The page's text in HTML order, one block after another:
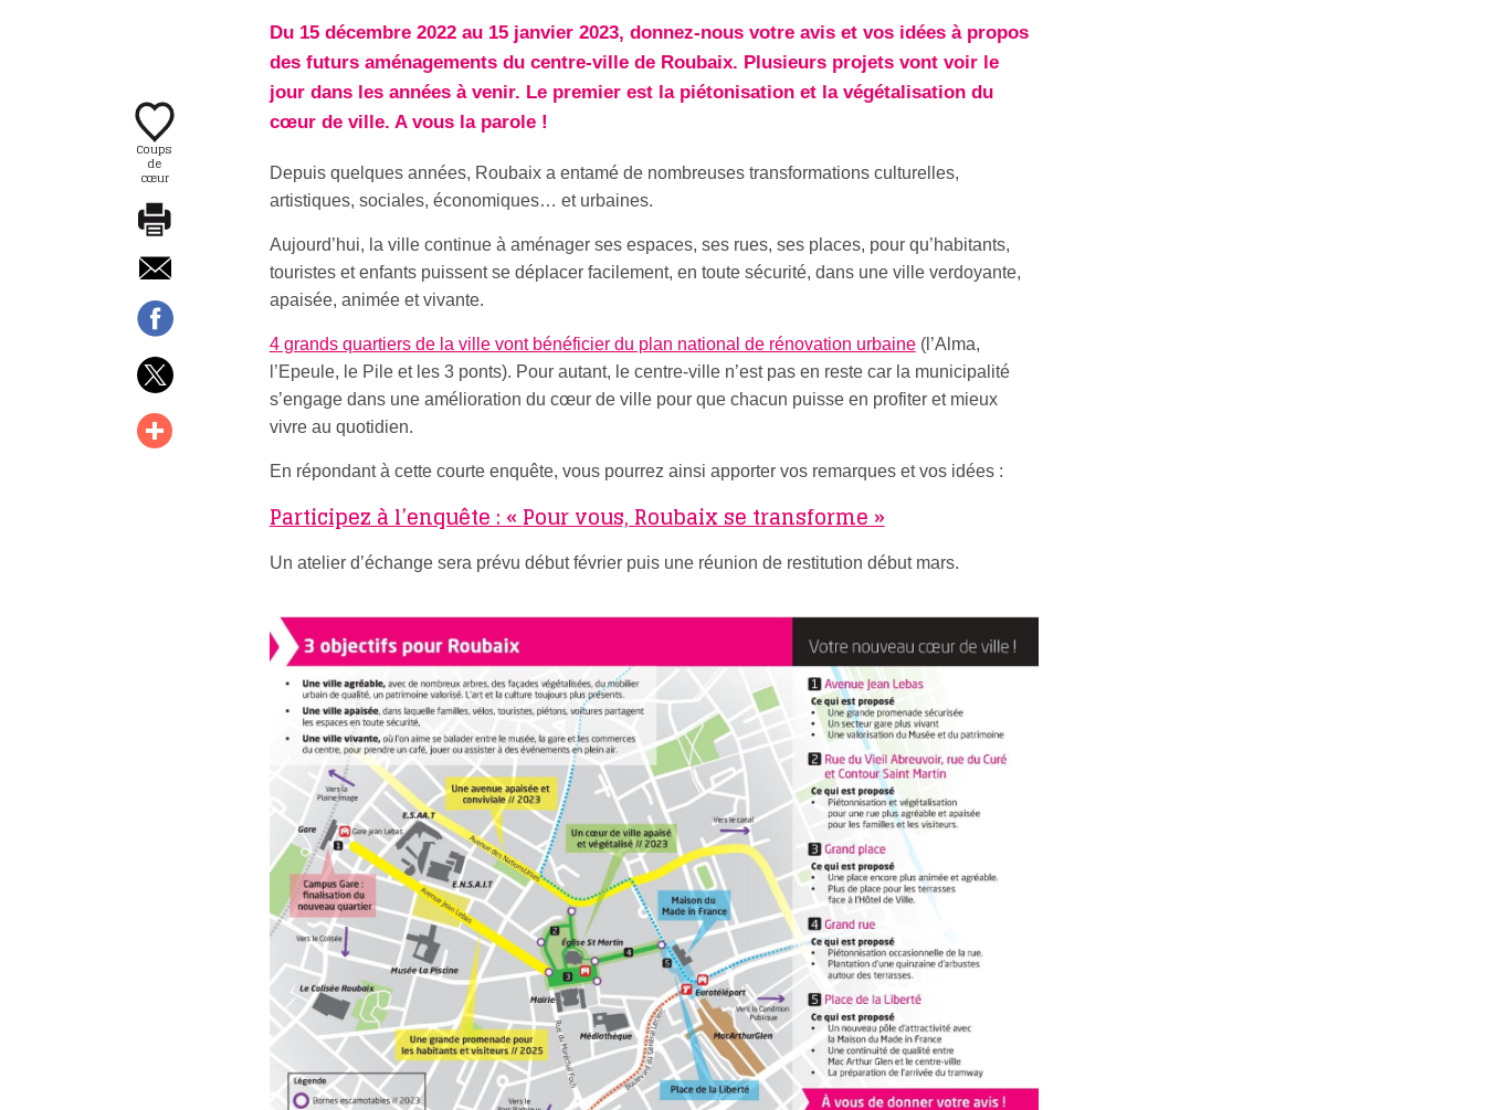
Coups
de
cœur
Du 15 décembre 2022 au 15 janvier 2023, donnez-nous votre avis et vos idées à propos
des futurs aménagements du centre-ville de Roubaix. Plusieurs projets vont voir le
jour dans les années à venir. Le premier est la piétonisation et la végétalisation du
cœur de ville. A vous la parole !
Depuis quelques années, Roubaix a entamé de nombreuses transformations culturelles,
artistiques, sociales, économiques… et urbaines.
Aujourd’hui, la ville continue à aménager ses espaces, ses rues, ses places, pour qu’habitants,
touristes et enfants puissent se déplacer facilement, en toute sécurité, dans une ville verdoyante,
apaisée, animée et vivante.
4 grands quartiers de la ville vont bénéficier du plan national de rénovation urbaine(l’Alma,
l’Epeule, le Pile et les 3 ponts). Pour autant, le centre-ville n’est pas en reste car la municipalité
s’engage dans une amélioration du cœur de ville pour que chacun puisse en profiter et mieux
vivre au quotidien.
En répondant à cette courte enquête, vous pourrez ainsi apporter vos remarques et vos idées :
Participez à l’enquête : «Pour vous, Roubaix se transforme »
Un atelier d’échange sera prévu début février puis une réunion de restitution début mars.